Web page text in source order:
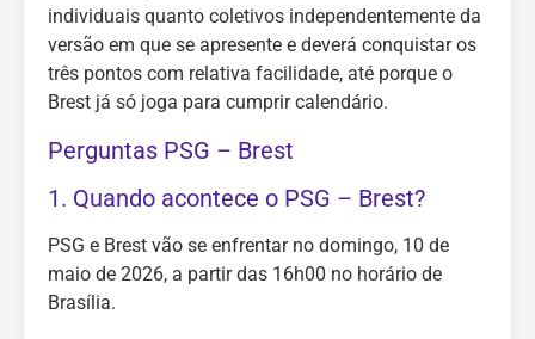
individuais quanto coletivos independentemente da
versão em que se apresente e deverá conquistar os
três pontos com relativa facilidade, até porque o
Brest já só joga para cumprir calendário.
Perguntas PSG – Brest
1. Quando acontece o PSG – Brest?
PSG e Brest vão se enfrentar no domingo, 10 de
maio de 2026, a partir das 16h00 no horário de
Brasília.